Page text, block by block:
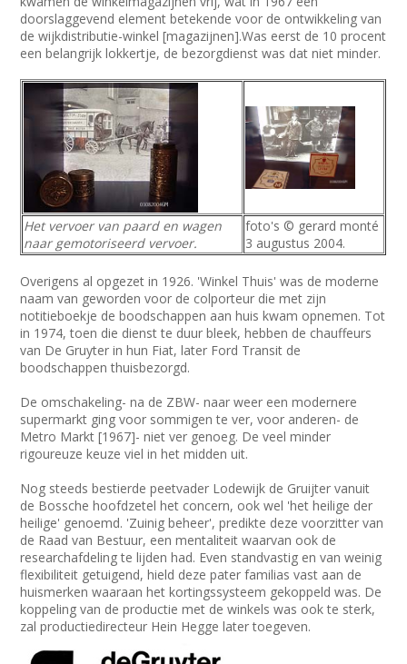
doorslaggevend element betekende voor de ontwikkeling van
de wijkdistributie-winkel [magazijnen].Was eerst de 10 procent
een belangrijk lokkertje, de bezorgdienst was dat niet minder.
Het vervoer van paard en wagen
naar gemotoriseerd vervoer.
foto's © gerard monté
3 augustus 2004.
Overigens al opgezet in 1926. 'Winkel Thuis' was de moderne
naam van geworden voor de colporteur die met zijn
notitieboekje de boodschappen aan huis kwam opnemen. Tot
in 1974, toen die dienst te duur bleek, hebben de chauffeurs
van De Gruyter in hun Fiat, later Ford Transit de
boodschappen thuisbezorgd.
De omschakeling- na de ZBW- naar weer een modernere
supermarkt ging voor sommigen te ver, voor anderen- de
Metro Markt [1967]- niet ver genoeg. De veel minder
rigoureuze keuze viel in het midden uit.
Nog steeds bestierde peetvader Lodewijk de Gruijter vanuit
de Bossche hoofdzetel het concern, ook wel 'het heilige der
heilige' genoemd. 'Zuinig beheer', predikte deze voorzitter van
de Raad van Bestuur, een mentaliteit waarvan ook de
researchafdeling te lijden had. Even standvastig en van weinig
flexibiliteit getuigend, hield deze pater familias vast aan de
huismerken waaraan het kortingssysteem gekoppeld was. De
koppeling van de productie met de winkels was ook te sterk,
zal productiedirecteur Hein Hegge later toegeven.